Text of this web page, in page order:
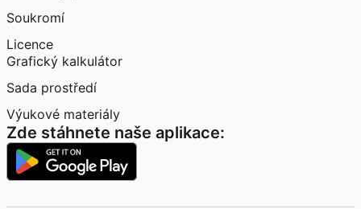
Soukromí
Licence
Grafický kalkulátor
Sada prostředí
Výukové materiály
Zde stáhnete naše aplikace: